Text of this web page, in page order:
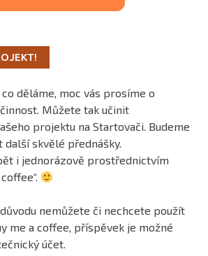
děláme, moc vás prosíme o
Můžete tak učinit
projektu na Startovači. Budeme
další skvělé přednášky.
i jednorázově prostřednictvím
nemůžete či nechcete použít
me a coffee, příspěvek je možné
účet.